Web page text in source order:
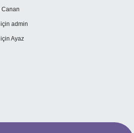
Canan
için admin
için Ayaz